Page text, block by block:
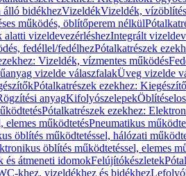
álló bidékhezVizeldékVizeldék,
működés, öblítőperem nélkül
vizeldevezérléshezIntegrált
fedéllel/fedélhezPótalkatrészek
Vizeldék, vízmentes működés
vizelde válaszfalakÜveg vizelde
Pótalkatrészek ezekhez:
anyagKifolyószelepek
Pótalkatrészek ezekhez:
elemes működtetésPneumatikus
öblítés működtetéssel, hálózati
öblítés működtetéssel, elemes
átmeneti idomokFelújítókészletek
khez, vizeldékhez és bidékhez